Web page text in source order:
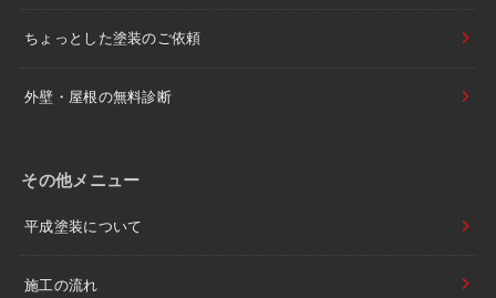
ちょっとした塗装のご依頼
外壁・屋根の無料診断
その他メニュー
平成塗装について
施工の流れ